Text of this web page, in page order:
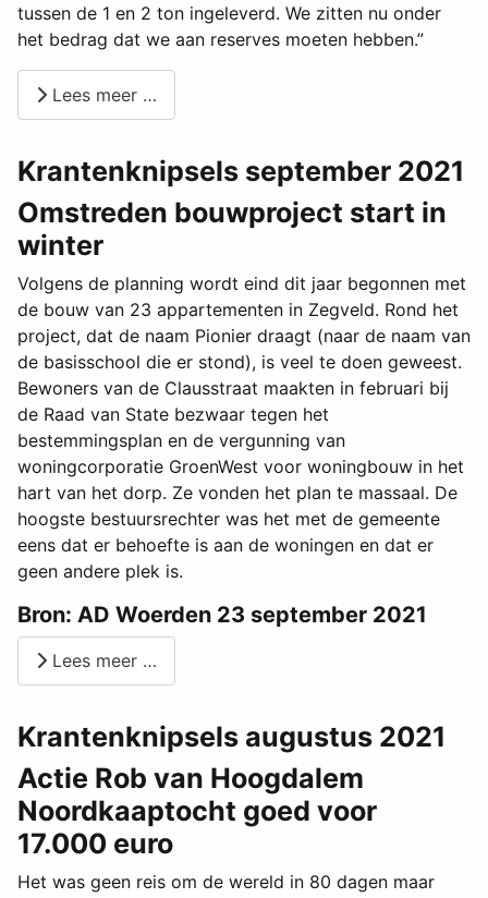
tussen de 1 en 2 ton ingeleverd. We zitten nu onder
het bedrag dat we aan reserves moeten hebben.”
Lees meer …
Krantenknipsels september 2021
Omstreden bouwproject start in
winter
Volgens de planning wordt eind dit jaar begonnen met
de bouw van 23 appartementen in Zegveld. Rond het
project, dat de naam Pionier draagt (naar de naam van
de basisschool die er stond), is veel te doen geweest.
Bewoners van de Clausstraat maakten in februari bij
de Raad van State bezwaar tegen het
bestemmingsplan en de vergunning van
woningcorporatie GroenWest voor woningbouw in het
hart van het dorp. Ze vonden het plan te massaal. De
hoogste bestuursrechter was het met de gemeente
eens dat er behoefte is aan de woningen en dat er
geen andere plek is.
Bron: AD Woerden 23 september 2021
Lees meer …
Krantenknipsels augustus 2021
Actie Rob van Hoogdalem
Noordkaaptocht goed voor
17.000 euro
Het was geen reis om de wereld in 80 dagen maar